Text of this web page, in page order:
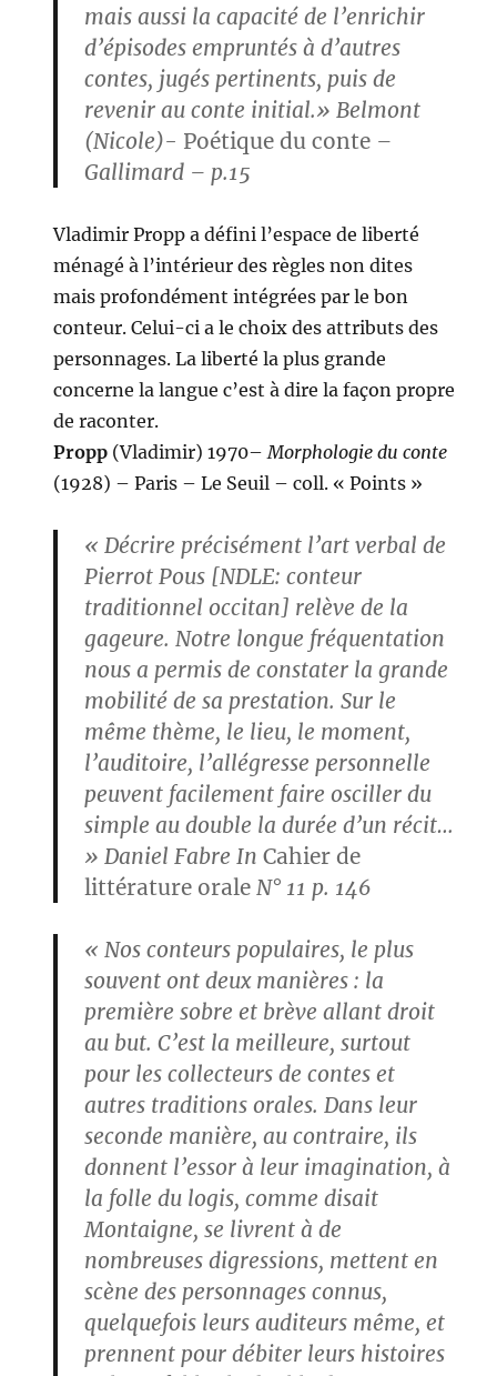
mais aussi la capacité de l’enrichir
d’épisodes empruntés à d’autres
contes, jugés pertinents, puis de
revenir au conte initial.»Belmont
(Nicole)- Poétique du conte –
Gallimard – p.15
Vladimir Propp a défini l’espace de liberté
ménagé à l’intérieur des règles non dites
mais profondément intégrées par le bon
conteur. Celui-ci a le choix des attributs des
personnages. La liberté la plus grande
concerne la langue c’est à dire la façon propre
de raconter.
Propp (Vladimir) 1970– Morphologie du conte
(1928) – Paris – Le Seuil – coll. « Points »
« Décrire précisément l’art verbal de
Pierrot Pous [NDLE: conteur
traditionnel occitan] relève de la
gageure. Notre longue fréquentation
nous a permis de constater la grande
mobilité de sa prestation. Sur le
même thème, le lieu, le moment,
l’auditoire, l’allégresse personnelle
peuvent facilement faire osciller du
simple au double la durée d’un récit…
» DanielFabreInCahier de
littérature orale N° 11 p. 146
« Nos conteurs populaires, le plus
souvent ont deux manières : la
première sobre et brève allant droit
au but. C’est la meilleure, surtout
pour les collecteurs de contes et
autres traditions orales. Dans leur
seconde manière, au contraire, ils
donnent l’essor à leur imagination, à
la folle du logis, comme disait
Montaigne, se livrent à de
nombreuses digressions, mettent en
scène des personnages connus,
quelquefois leurs auditeurs même, et
prennent pour débiter leurs histoires